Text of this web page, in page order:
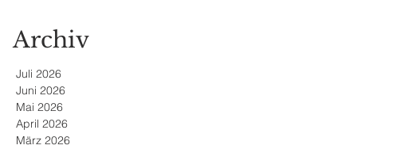
Archiv
Juli 2026
Juni 2026
Mai 2026
April 2026
März 2026